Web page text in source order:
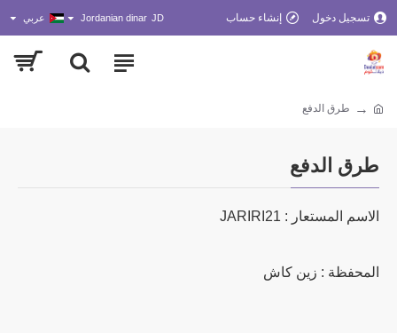
تسجيل دخول إنشاء حساب JD
Jordanian dinar عربي
طرق الدفع
طرق الدفع
الاسم المستعار : JARIRI21
المحفظة : زين كاش